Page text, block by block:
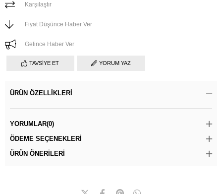
Karşılaştır
Fiyat Düşünce Haber Ver
Gelince Haber Ver
TAVSIYE ET YORUM YAZ
ÜRÜN ÖZELLIKLERI
YORUMLAR(0)
ÖDEME SEÇENEKLERI
ÜRÜN ÖNERILERI